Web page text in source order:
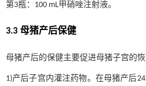
第3瓶：100 mL甲硝唑注射液。
3.3 母猪产后保健
母猪产后的保健主要促进母猪子宫的
1)产后子宫内灌注药物。在母猪产后